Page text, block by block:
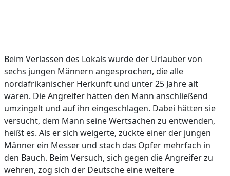
Beim Verlassen des Lokals wurde der Urlauber von
sechs jungen Männern angesprochen, die alle
nordafrikanischer Herkunft und unter 25 Jahre alt
waren. Die Angreifer hätten den Mann anschließend
umzingelt und auf ihn eingeschlagen. Dabei hätten sie
versucht, dem Mann seine Wertsachen zu entwenden,
heißt es. Als er sich weigerte, zückte einer der jungen
Männer ein Messer und stach das Opfer mehrfach in
den Bauch. Beim Versuch, sich gegen die Angreifer zu
wehren, zog sich der Deutsche eine weitere